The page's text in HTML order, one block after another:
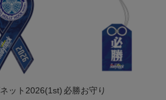
ット2026(1st) 必勝お守り